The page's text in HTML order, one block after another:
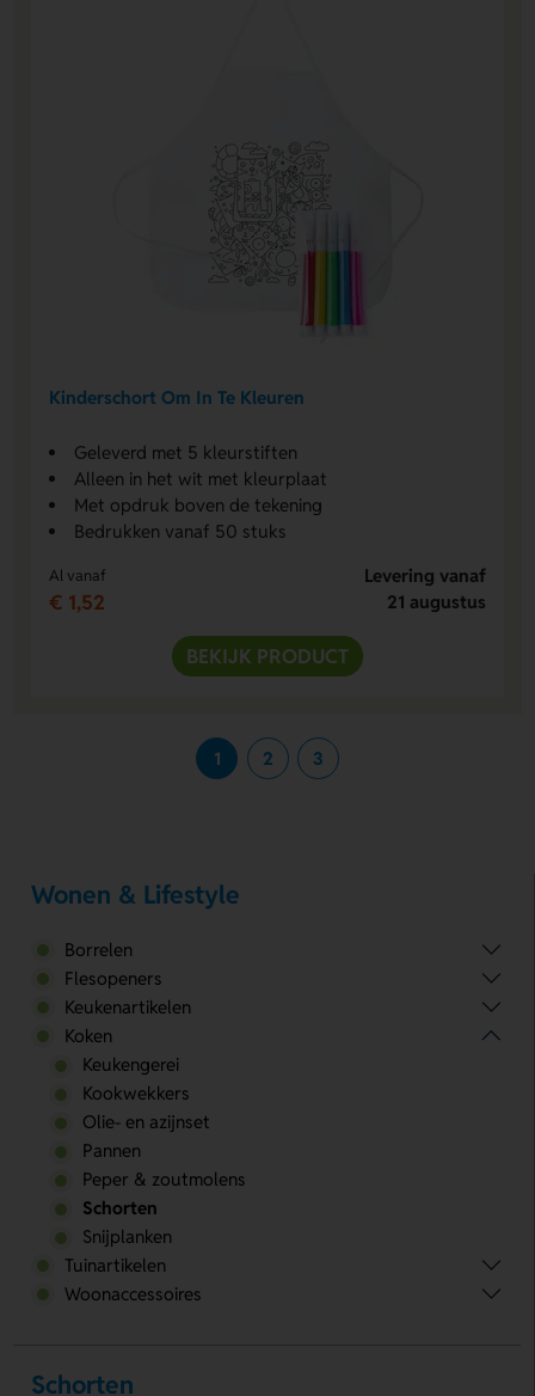
Kinderschort Om In Te Kleuren
Geleverd met 5 kleurstiften
Alleen in het wit met kleurplaat
Met opdruk boven de tekening
Bedrukken vanaf 50 stuks
Al vanaf
€ 1,52
Levering vanaf
21 augustus
BEKIJK PRODUCT
1 2 3
Wonen & Lifestyle
Borrelen
Flesopeners
Keukenartikelen
Koken
Keukengerei
Kookwekkers
Olie- en azijnset
Pannen
Peper & zoutmolens
Schorten
Snijplanken
Tuinartikelen
Woonaccessoires
Schorten